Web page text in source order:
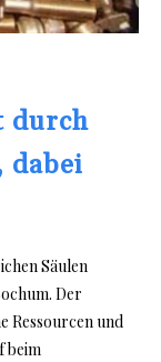
durch
dabei
Säulen
Der
Ressourcen und
beim